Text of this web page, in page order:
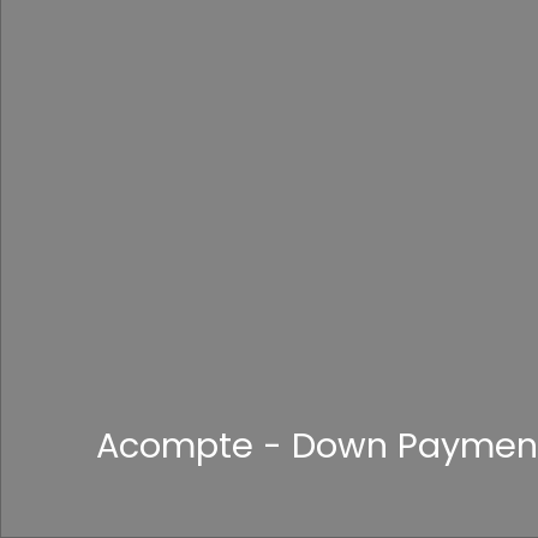
Acompte - Down